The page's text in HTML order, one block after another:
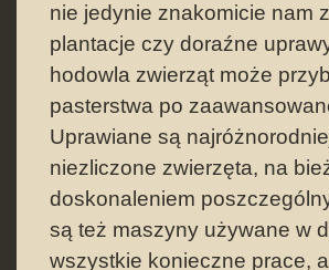
nie jedynie znakomicie nam
plantacje czy doraźne
hodowla zwierząt może
pasterstwa po
Uprawiane są
niezliczone zwierzęta, na
doskonaleniem
są też maszyny używane w
wszystkie konieczne prace,